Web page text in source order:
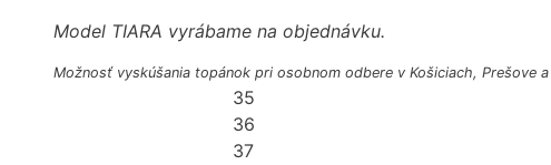
Model TIARA vyrábame na objednávku.
Možnosť vyskúšania topánok pri osobnom odbere v Košiciach, Prešove a
35
36
37